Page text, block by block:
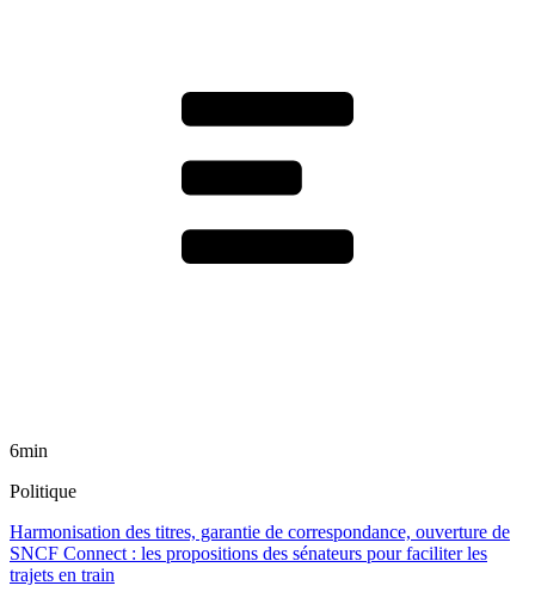
6min
Politique
Harmonisation des titres, garantie de correspondance, ouverture de
SNCF Connect : les propositions des sénateurs pour faciliter les
trajets en train